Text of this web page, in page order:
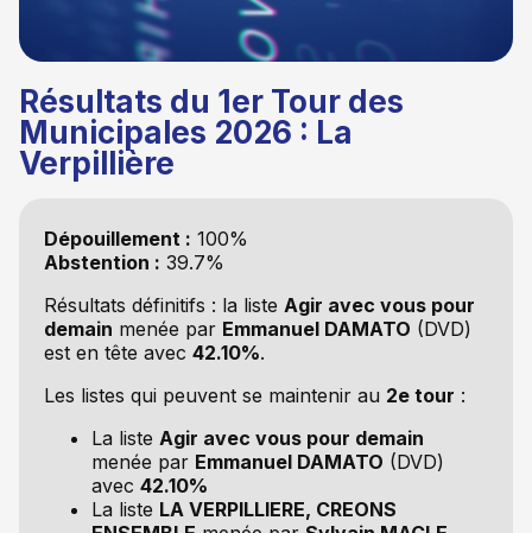
Résultats du 1er Tour des
Municipales 2026 : La
Verpillière
Dépouillement : 100%
Abstention : 39.7%
Résultats définitifs : la liste Agir avec vous pour
demain menée par Emmanuel DAMATO (DVD)
est en tête avec 42.10%.
Les listes qui peuvent se maintenir au 2e tour :
La liste Agir avec vous pour demain
menée par Emmanuel DAMATO (DVD)
avec 42.10%
La liste LA VERPILLIERE, CREONS